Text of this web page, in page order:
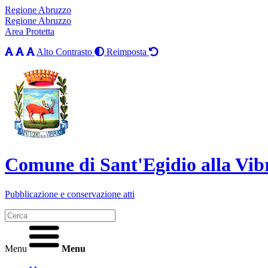
Regione Abruzzo
Regione Abruzzo
Area Protetta
Alto Contrasto
Reimposta
Comune di Sant'Egidio alla
Pubblicazione e conservazione atti
Menu Menu